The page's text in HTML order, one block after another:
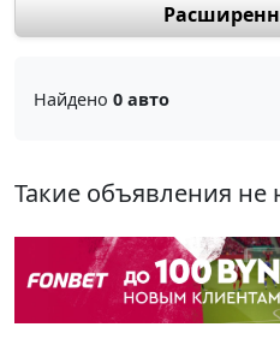
Найдено 0 авто
Такие объявления не